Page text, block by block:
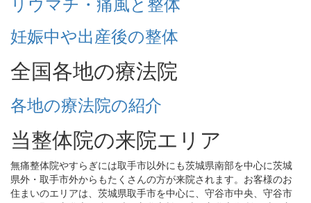
リウマチ・痛風と整体
妊娠中や出産後の整体
全国各地の療法院
各地の療法院の紹介
当整体院の来院エリア
無痛整体院やすらぎには取手市以外にも茨城県南部を中心に茨城
県外・取手市外からもたくさんの方が来院されます。お客様のお
住まいのエリアは、茨城県取手市を中心に、守谷市中央、守谷市